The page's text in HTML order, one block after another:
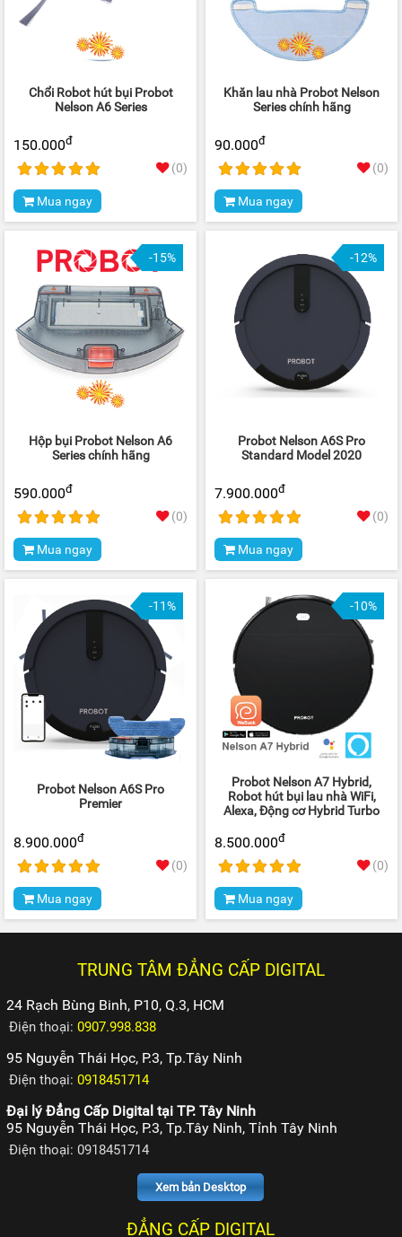
Chổi Robot hút bụi Probot
Nelson A6 Series
150.000đ
(0)
Mua ngay
Khăn lau nhà Probot Nelson
Series chính hãng
90.000đ
(0)
Mua ngay
-15%
Hộp bụi Probot Nelson A6
Series chính hãng
590.000đ
(0)
Mua ngay
-12%
Probot Nelson A6S Pro
Standard Model 2020
7.900.000đ
(0)
Mua ngay
-11%
Probot Nelson A6S Pro
Premier
8.900.000đ
(0)
Mua ngay
-10%
Probot Nelson A7 Hybrid,
Robot hút bụi lau nhà WiFi,
Alexa, Động cơ Hybrid Turbo
8.500.000đ
(0)
Mua ngay
TRUNG TÂM ĐẲNG CẤP DIGITAL
24 Rạch Bùng Binh, P10, Q.3, HCM
Điện thoại:0907.998.838
95 Nguyễn Thái Học, P.3, Tp.Tây Ninh
Điện thoại:0918451714
Đại lý Đẳng Cấp Digital tại TP. Tây Ninh
95 Nguyễn Thái Học, P.3, Tp.Tây Ninh, Tỉnh Tây Ninh
Điện thoại: 0918451714
Xem bản Desktop
ĐẲNG CẤP DIGITAL